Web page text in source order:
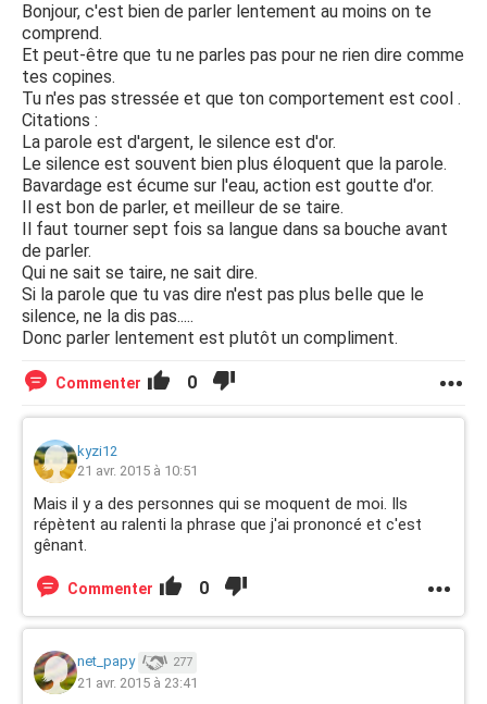
Bonjour, c'est bien de parler lentement au moins on te
comprend.
Et peut-être que tu ne parles pas pour ne rien dire comme
tes copines.
Tu n'es pas stressée et que ton comportement est cool .
Citations :
La parole est d'argent, le silence est d'or.
Le silence est souvent bien plus éloquent que la parole.
Bavardage est écume sur l'eau, action est goutte d'or.
Il est bon de parler, et meilleur de se taire.
Il faut tourner sept fois sa langue dans sa bouche avant
de parler.
Qui ne sait se taire, ne sait dire.
Si la parole que tu vas dire n'est pas plus belle que le
silence, ne la dis pas.....
Donc parler lentement est plutôt un compliment.
Commenter 0
kyzi12
21 avr. 2015 à 10:51
Mais il y a des personnes qui se moquent de moi. Ils
répètent au ralenti la phrase que j'ai prononcé et c'est
gênant.
Commenter 0
net_papy 277
21 avr. 2015 à 23:41